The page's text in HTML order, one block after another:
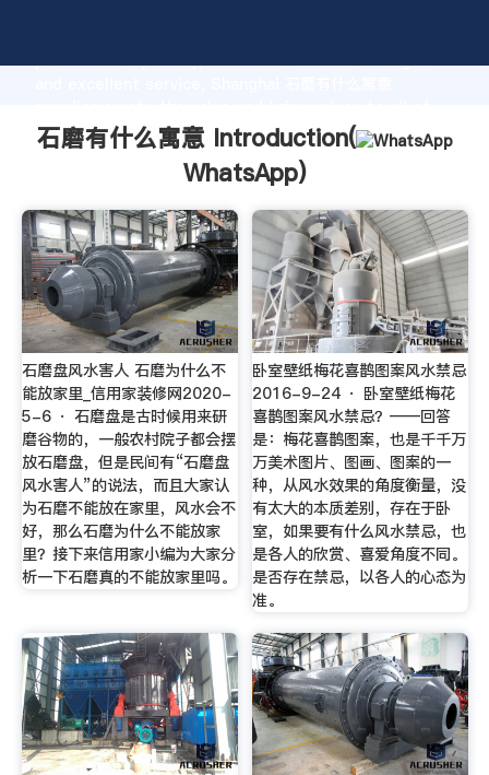
production capability, advanced research strength
customers.
石磨有什么寓意 Introduction(
WhatsApp)
石磨盘风水害人 石磨为什么不
能放家里_信用家装修网2020-
5-6 · 石磨盘是古时候用来研
磨谷物的，一般农村院子都会摆
放石磨盘，但是民间有“石磨盘
风水害人”的说法，而且大家认
为石磨不能放在家里，风水会不
好，那么石磨为什么不能放家
里？接下来信用家小编为大家分
析一下石磨真的不能放家里吗。
卧室壁纸梅花喜鹊图案风水禁忌
2016-9-24 · 卧室壁纸梅花
喜鹊图案风水禁忌？——回答
是：梅花喜鹊图案，也是千千万
万美术图片、图画、图案的一
种，从风水效果的角度衡量，没
有太大的本质差别，存在于卧
室，如果要有什么风水禁忌，也
是各人的欣赏、喜爱角度不同。
是否存在禁忌，以各人的心态为
准。